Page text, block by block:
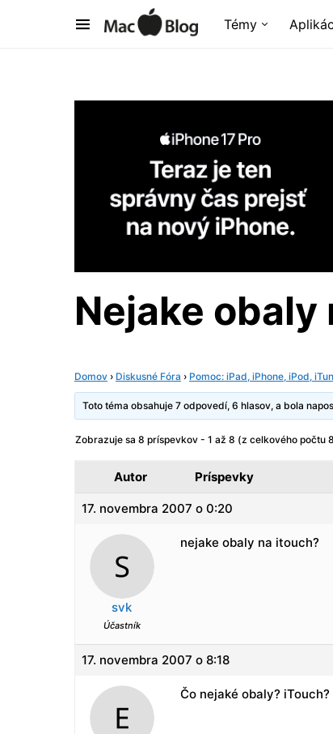
Témy
Nejake obaly
Domov › Diskusné Fóra › Pomoc: iPad, iPhone, iPod,
Toto téma obsahuje 7 odpovedí, 6 hlasov, a bola
Zobrazuje sa 8 príspevkov - 1 až 8 (z celkového počtu
Autor Príspevky
17. novembra 2007 o 0:20
svk
Účastník
nejake obaly na itouch?
17. novembra 2007 o 8:18
Čo nejaké obaly?